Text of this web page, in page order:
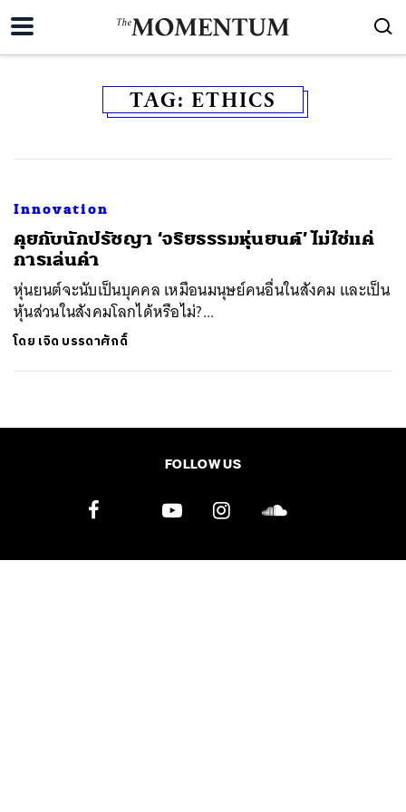
TAG: ETHICS
Innovation
คุยกับนักปรัชญา ‘จริยธรรมหุ่นยนต์’ ไม่ใช่แค่
การเล่นคำ
หุ่นยนต์จะนับเป็นบุคคล เหมือนมนุษย์คนอื่นในสังคม และเป็น
หุ้นส่วนในสังคมโลกได้หรือไม่?...
โดย เจิด บรรดาศักดิ์
FOLLOW US
SHARE TWEET LINE EMAIL